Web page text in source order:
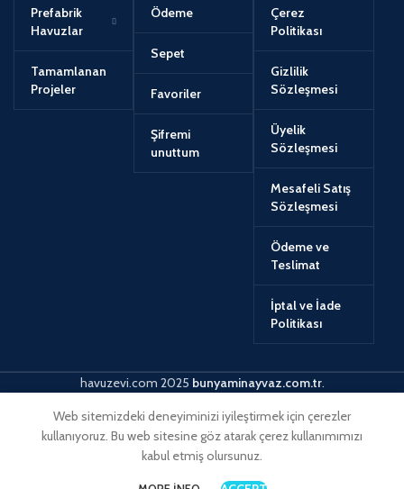
Prefabrik
Havuzlar
Tamamlanan
Projeler
Ödeme
Sepet
Favoriler
Şifremi
unuttum
Çerez
Politikası
Gizlilik
Sözleşmesi
Üyelik
Sözleşmesi
Mesafeli Satış
Sözleşmesi
Ödeme ve
Teslimat
İptal ve İade
Politikası
havuzevi.com 2025 bunyaminayvaz.com.tr.
Web sitemizdeki deneyiminizi iyileştirmek için çerezler
kullanıyoruz. Bu web sitesine göz atarak çerez kullanımımızı
kabul etmiş olursunuz.